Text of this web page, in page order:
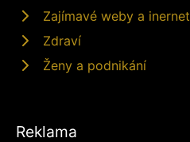
Zajímavé weby a inernet
Zdraví
Ženy a podnikání
Reklama